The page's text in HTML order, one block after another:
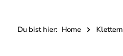
Du bist hier: Home Klettern